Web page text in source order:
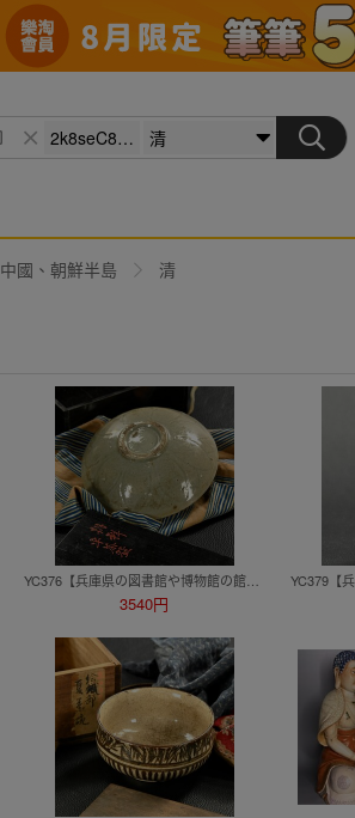
中國、朝鮮半島 清
3540円